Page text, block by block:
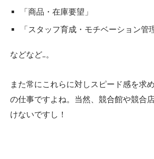
「商品・在庫要望」
「スタッフ育成・モチベーション管
などなど…。
また常にこれらに対しスピード感を求
の仕事ですよね。当然、競合館や競合
けないですし！